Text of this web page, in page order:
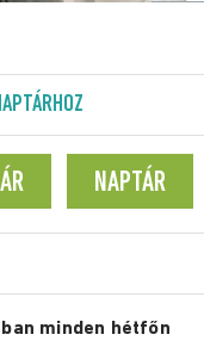
NAPTÁR
minden hétfőn